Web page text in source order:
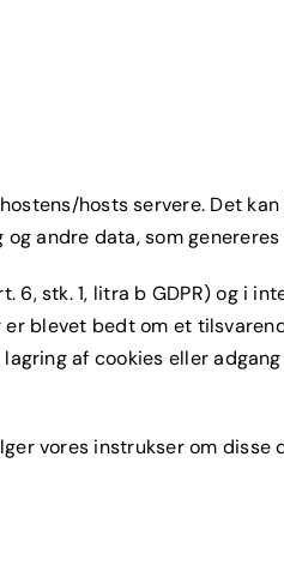
hosts servere. Det
andre data, som
stk. 1, litra b GDPR) og i
blevet bedt om et
lagring af cookies eller
vores instrukser om disse